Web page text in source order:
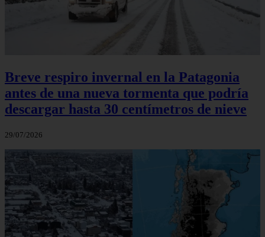
Breve respiro invernal en la Patagonia
antes de una nueva tormenta que podría
descargar hasta 30 centímetros de nieve
29/07/2026